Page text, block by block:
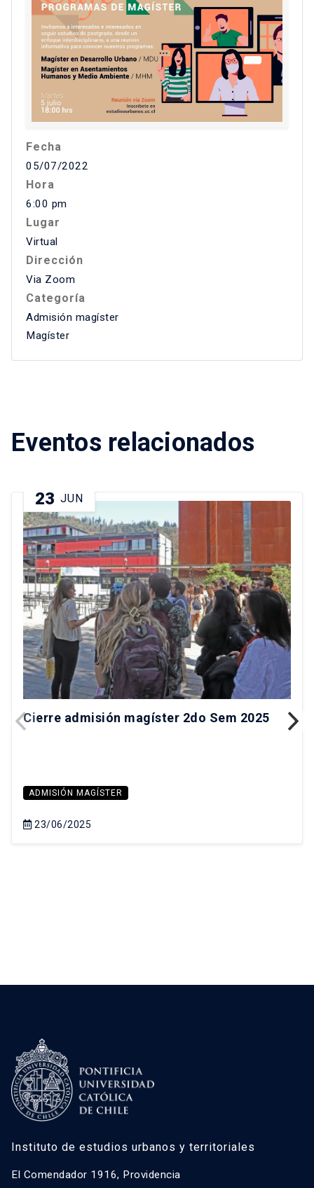
Fecha
05/07/2022
Hora
6:00 pm
Lugar
Virtual
Dirección
Via Zoom
Categoría
Admisión magíster
Magíster
Eventos relacionados
23 JUN
Cierre admisión magíster 2do Sem 2025
ADMISIÓN MAGÍSTER
23/06/2025
Instituto de estudios urbanos y territoriales
El Comendador 1916, Providencia